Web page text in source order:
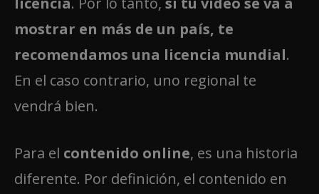
mostrar en más de un país, te
recomendamos una licencia mundial.
En el caso contrario, uno regional te
vendrá bien.
Para el contenido online, es una historia
diferente. Por definición, el contenido en